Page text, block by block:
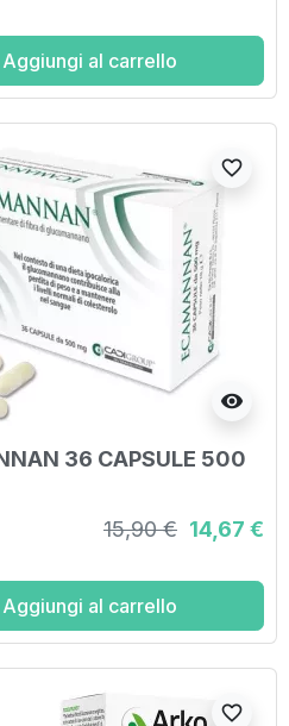
Aggiungi al carrello
visibility
favorite_border
36 CAPSULE 500
15,90 € 14,67 €
Aggiungi al carrello
favorite_border